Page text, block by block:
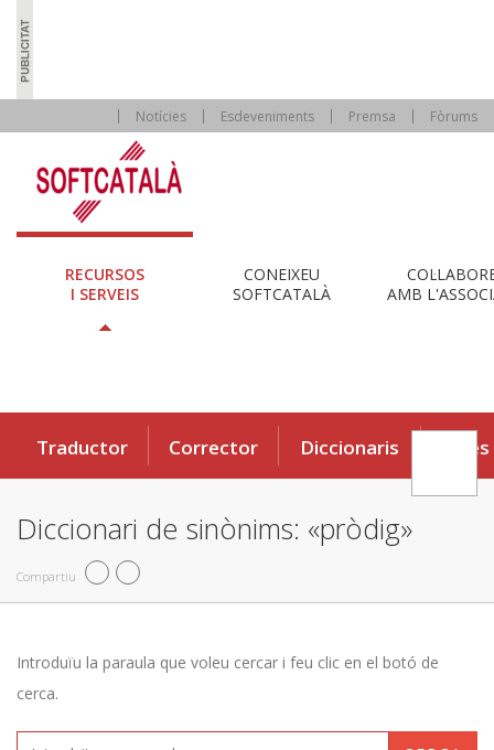
Notícies Esdeveniments Premsa Fòrums
RECURSOS
I SERVEIS
CONEIXEU
SOFTCATALÀ
AMB
Traductor Corrector Diccionaris Eines
Diccionari de sinònims: «pròdig»
Compartiu
Introduïu la paraula que voleu cercar i feu clic en el botó de
cerca.